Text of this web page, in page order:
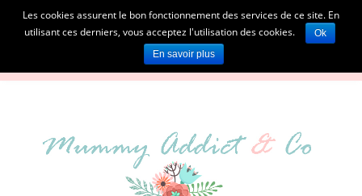
Les cookies assurent le bon fonctionnement des services de ce site. En
utilisant ces derniers, vous acceptez l'utilisation des cookies.
Ok
En savoir plus